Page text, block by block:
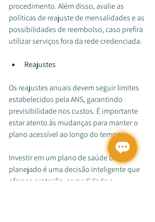
procedimento. Além disso, avalie as
políticas de reajuste de mensalidades e as
possibilidades de reembolso, caso prefira
utilizar serviços fora da rede credenciada.
Reajustes
Os reajustes anuais devem seguir limites
estabelecidos pela ANS, garantindo
previsibilidade nos custos. É importante
estar atento às mudanças para manter o
plano acessível ao longo do tempo.
Investir em um plano de saúde bem
planejado é uma decisão inteligente que
oferece proteção, comodidade e